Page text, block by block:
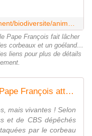
https://www.francetvinfo.fr/environnement/biodiversite/animaux/pourquoi-les-colombes-du-pape-ont-elles-ete-attaquees_516013.html
Pape François fait lâcher
corbeaux et un goéland…
liens pour plus de détails
Deux colombes lâchées par le Pape François attaqué par un Corbeau
mais vivantes ! Selon
et de CBS dépêchés
par le corbeau